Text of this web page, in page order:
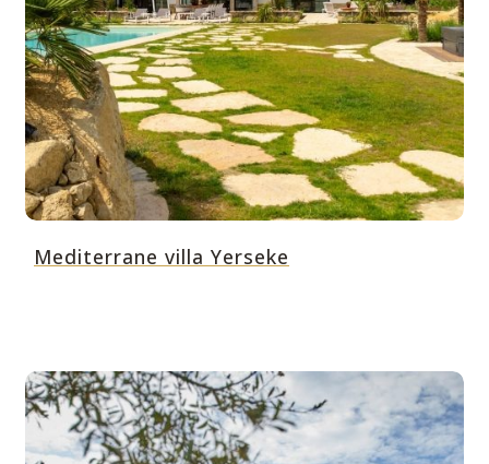
Mediterrane villa Yerseke